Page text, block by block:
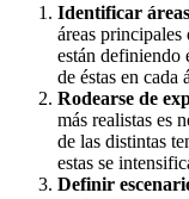
Identificar
áreas principales
están definiendo
de éstas en cada
Rodearse de
más realistas es
de las distintas
estas se
Definir